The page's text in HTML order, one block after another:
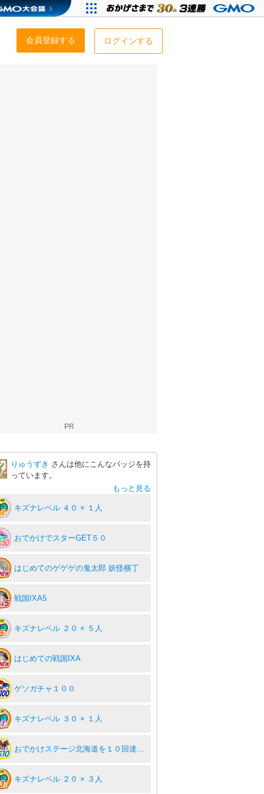
会員登録する ログインする
PR
りゅうずき さんは他にこんなバッジを持
っています。
もっと見る
キズナレベル ４０ × １人
おでかけでスターGET５０
はじめてのゲゲゲの鬼太郎 妖怪横丁
戦国IXA5
キズナレベル ２０ × ５人
はじめての戦国IXA
ゲソガチャ１００
キズナレベル ３０ × １人
おでかけステージ北海道を１０回達成度１００％
キズナレベル ２０ × ３人